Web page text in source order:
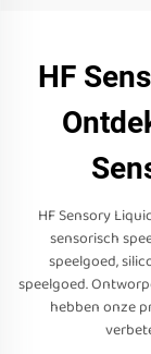
HF
HF Sensory
sensorisch
speelgoed,
speelgoed.
hebben onze